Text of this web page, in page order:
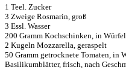
1 Teel. Zucker
3 Zweige Rosmarin, groß
3 Essl. Wasser
200 Gramm Kochschinken, in
2 Kugeln Mozzarella, geraspelt
50 Gramm getrocknete Tomaten, in
Basilikumblätter, frisch, nach